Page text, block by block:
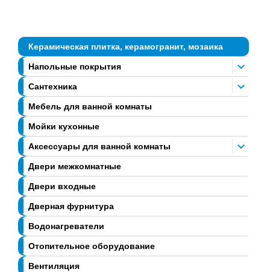
Керамическая плитка, керамогранит, мозаика
Напольные покрытия
Сантехника
Мебель для ванной комнаты
Мойки кухонные
Аксессуары для ванной комнаты
Двери межкомнатные
Двери входные
Дверная фурнитура
Водонагреватели
Отопительное оборудование
Вентиляция